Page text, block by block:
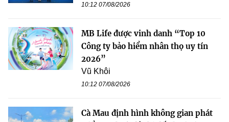
10:12 07/08/2026
MB Life được vinh danh “Top 10
Công ty bảo hiểm nhân thọ uy tín
2026”
Vũ Khôi
10:12 07/08/2026
Cà Mau định hình không gian phát